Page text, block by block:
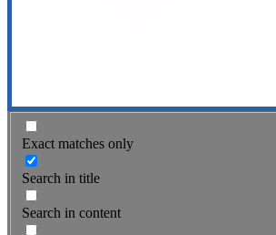
Exact matches only
Search in title
Search in content